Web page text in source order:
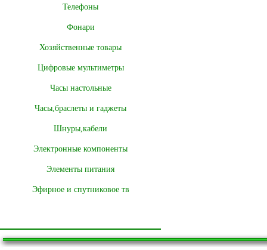
Телефоны
Фонари
Хозяйственные товары
Цифровые мультиметры
Часы настольные
Часы,браслеты и гаджеты
Шнуры,кабели
Электронные компоненты
Элементы питания
Эфирное и спутниковое тв